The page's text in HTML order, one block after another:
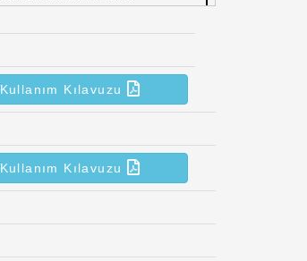
Kullanım Kılavuzu
Kullanım Kılavuzu